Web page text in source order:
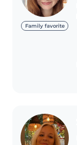
Family favorite